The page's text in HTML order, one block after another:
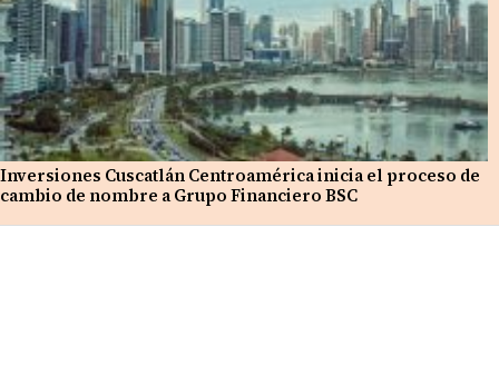
Inversiones Cuscatlán Centroamérica inicia el proceso de
cambio de nombre a Grupo Financiero BSC